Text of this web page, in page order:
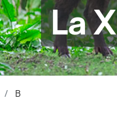
La
B